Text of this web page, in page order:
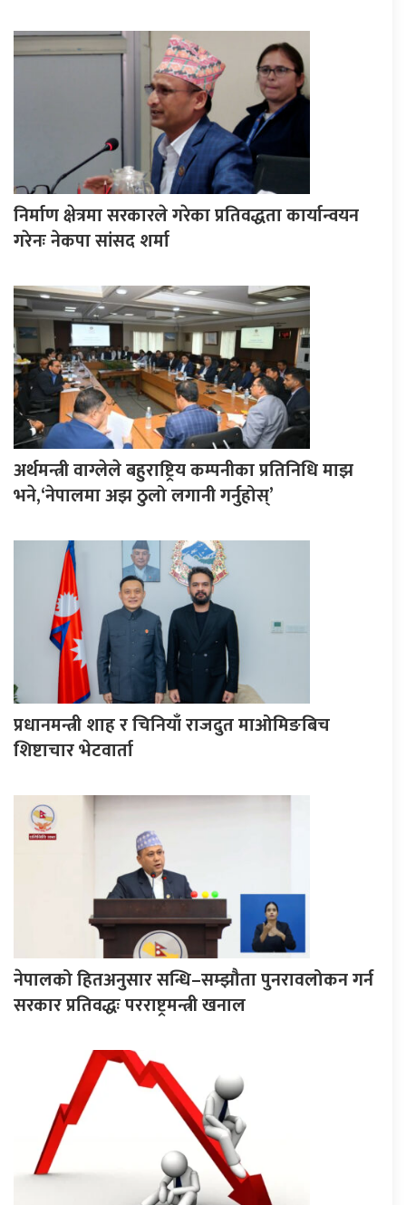
निर्माण क्षेत्रमा सरकारले गरेका प्रतिवद्धता कार्यान्वयन
गरेनः नेकपा सांसद शर्मा
अर्थमन्त्री वाग्लेले बहुराष्ट्रिय कम्पनीका प्रतिनिधि माझ
भने,‘नेपालमा अझ ठुलो लगानी गर्नुहोस्’
प्रधानमन्त्री शाह र चिनियाँ राजदुत माओमिङबिच
शिष्टाचार भेटवार्ता
नेपालको हितअनुसार सन्धि–सम्झौता पुनरावलोकन गर्न
सरकार प्रतिवद्धः परराष्ट्रमन्त्री खनाल